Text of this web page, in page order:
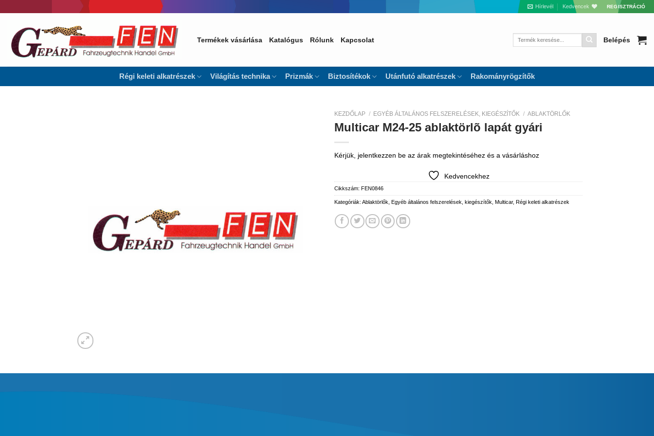
to
Hírlevél Kedvencek REGISZTRÁCIÓ
Termékek vásárlása Katalógus Rólunk Kapcsolat
Keresés
Belépés
Régi keleti alkatrészek Világítás technika Prizmák Biztosítékok Utánfutó alkatrészek Rakományrögzítők
KEZDŐLAP / EGYÉB ÁLTALÁNOS FELSZERELÉSEK, KIEGÉSZÍTŐK / ABLAKTÖRLŐK
Multicar M24-25 ablaktörlõ lapát gyári
Kérjük, jelentkezzen be az árak megtekintéséhez és a vásárláshoz
Kedvencekhez
Cikkszám: FEN0846
Kategóriák: Ablaktörlők Egyéb általános felszerelések, kiegészítők Multicar, Régi keleti alkatrészek